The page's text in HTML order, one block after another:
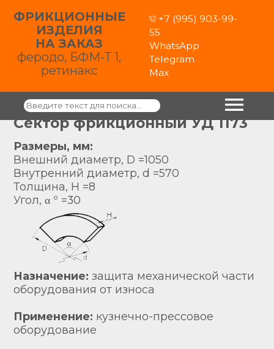
+7 (995) 903-99-
55
WhatsApp
Telegram
Max
ФРИКЦИОННЫЕ
ИЗДЕЛИЯ
НА ЗАКАЗ
феродо, БФМ-Т 1,
ретинакс
Сектор фрикционный УД 1173
Размеры, мм:
Внешний диаметр, D =1050
Внутренний диаметр, d =570
Толщина, H =8
Угол,α º =30
Назначение:защита механической части
оборудования от износа
Применение: кузнечно-прессовое
оборудование